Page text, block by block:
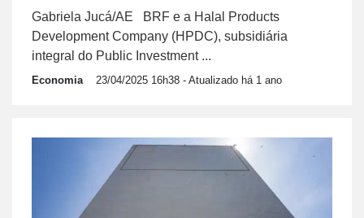
Gabriela Jucá/AE BRF e a Halal Products
Development Company (HPDC), subsidiária
integral do Public Investment ...
Economia 23/04/2025 16h38 - Atualizado há 1 ano